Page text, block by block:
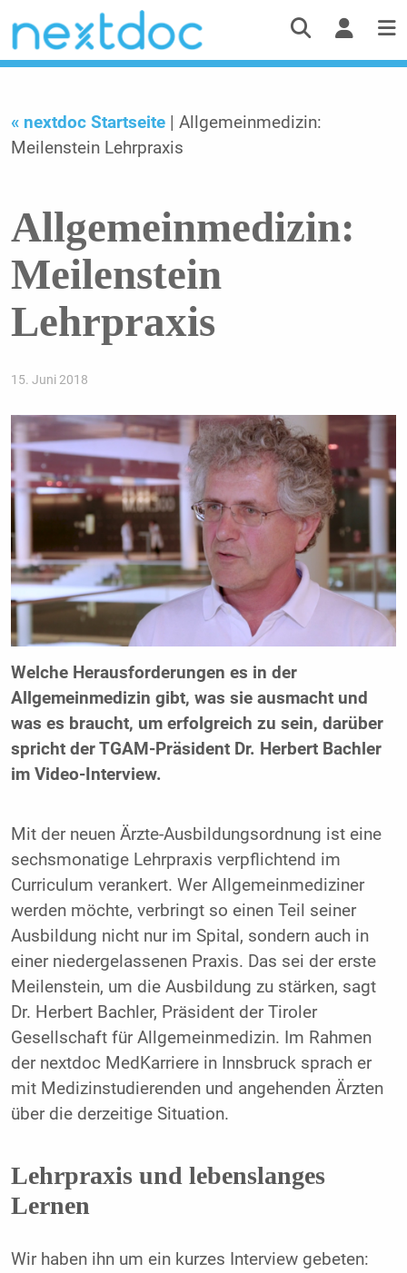
« nextdoc Startseite
| Allgemeinmedizin:
Meilenstein Lehrpraxis
Allgemeinmedizin:
Meilenstein
Lehrpraxis
15. Juni 2018
Welche Herausforderungen es in der
Allgemeinmedizin gibt, was sie ausmacht und
was es braucht, um erfolgreich zu sein, darüber
spricht der TGAM-Präsident Dr. Herbert Bachler
im Video-Interview.
Mit der neuen Ärzte-Ausbildungsordnung ist eine
sechsmonatige Lehrpraxis verpflichtend im
Curriculum verankert. Wer Allgemeinmediziner
werden möchte, verbringt so einen Teil seiner
Ausbildung nicht nur im Spital, sondern auch in
einer niedergelassenen Praxis. Das sei der erste
Meilenstein, um die Ausbildung zu stärken, sagt
Dr. Herbert Bachler, Präsident der Tiroler
Gesellschaft für Allgemeinmedizin. Im Rahmen
der nextdoc MedKarriere in Innsbruck sprach er
mit Medizinstudierenden und angehenden Ärzten
über die derzeitige Situation.
Lehrpraxis und lebenslanges
Lernen
Wir haben ihn um ein kurzes Interview gebeten: